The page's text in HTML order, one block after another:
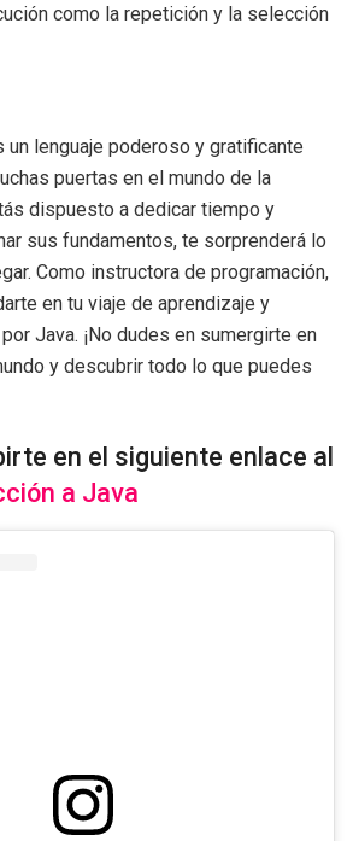
como la repetición y la selección
un lenguaje poderoso y gratificante
puertas en el mundo de la
dispuesto a dedicar tiempo y
sus fundamentos, te sorprenderá lo
Como instructora de programación,
en tu viaje de aprendizaje y
Java. ¡No dudes en sumergirte en
y descubrir todo lo que puedes
en el siguiente enlace al
a Java